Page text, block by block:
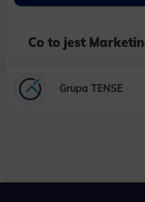
Co to jest
Grupa TENSE